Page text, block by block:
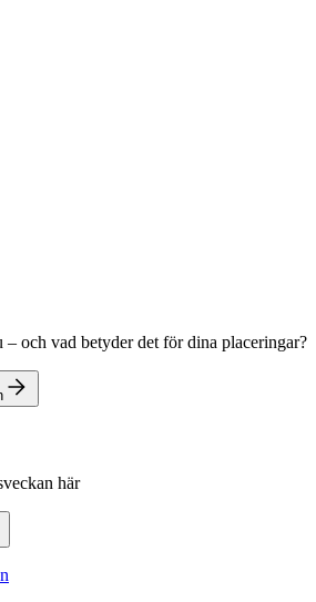
– och vad betyder det för dina placeringar?
här